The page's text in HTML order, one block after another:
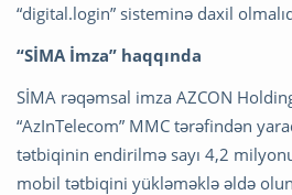
“digital.login” sisteminə daxil
“SİMA İmza” haqqında
SİMA rəqəmsal imza AZCON
“AzInTelecom” MMC tərəfindən
tətbiqinin endirilmə sayı 4,2
mobil tətbiqini yükləməklə əldə